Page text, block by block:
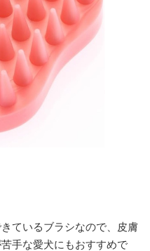
ているブラシなので、皮膚
手な愛犬にもおすすめで